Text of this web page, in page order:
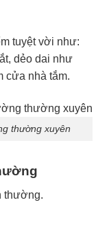
tuyệt vời như:
dẻo dai như
cửa nhà tắm.
thường xuyên
thường.